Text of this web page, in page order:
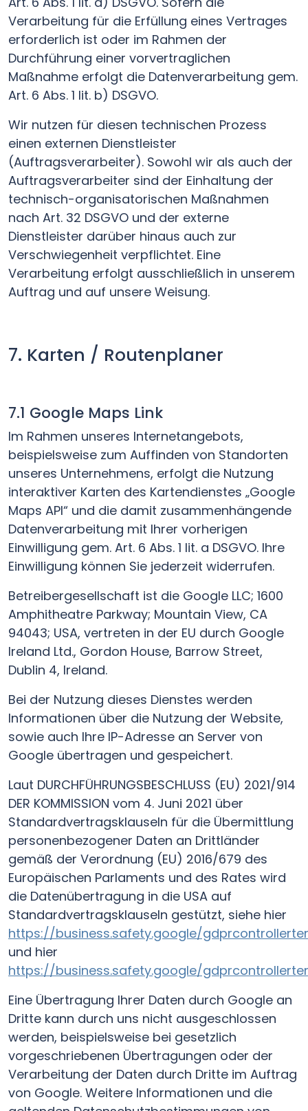
Verarbeitung für die Erfüllung eines Vertrages
erforderlich ist oder im Rahmen der
Durchführung einer vorvertraglichen
Maßnahme erfolgt die Datenverarbeitung gem.
Art. 6 Abs. 1 lit. b) DSGVO.
Wir nutzen für diesen technischen Prozess
einen externen Dienstleister
(Auftragsverarbeiter). Sowohl wir als auch der
Auftragsverarbeiter sind der Einhaltung der
technisch-organisatorischen Maßnahmen
nach Art. 32 DSGVO und der externe
Dienstleister darüber hinaus auch zur
Verschwiegenheit verpflichtet. Eine
Verarbeitung erfolgt ausschließlich in unserem
Auftrag und auf unsere Weisung.
7. Karten / Routenplaner
7.1 Google Maps Link
Im Rahmen unseres Internetangebots,
beispielsweise zum Auffinden von Standorten
unseres Unternehmens, erfolgt die Nutzung
interaktiver Karten des Kartendienstes „Google
Maps API“ und die damit zusammenhängende
Datenverarbeitung mit Ihrer vorherigen
Einwilligung gem. Art. 6 Abs. 1 lit. a DSGVO. Ihre
Einwilligung können Sie jederzeit widerrufen.
Betreibergesellschaft ist die Google LLC; 1600
Amphitheatre Parkway; Mountain View, CA
94043; USA, vertreten in der EU durch Google
Ireland Ltd., Gordon House, Barrow Street,
Dublin 4, Ireland.
Bei der Nutzung dieses Dienstes werden
Informationen über die Nutzung der Website,
sowie auch Ihre IP-Adresse an Server von
Google übertragen und gespeichert.
Laut DURCHFÜHRUNGSBESCHLUSS (EU) 2021/914
DER KOMMISSION vom 4. Juni 2021 über
Standardvertragsklauseln für die Übermittlung
personenbezogener Daten an Drittländer
gemäß der Verordnung (EU) 2016/679 des
Europäischen Parlaments und des Rates wird
die Datenübertragung in die USA auf
Standardvertragsklauseln gestützt, siehe hier
https://business.safety.google/
und hier
https://business.safety.google/
Eine Übertragung Ihrer Daten durch Google an
Dritte kann durch uns nicht ausgeschlossen
werden, beispielsweise bei gesetzlich
vorgeschriebenen Übertragungen oder der
Verarbeitung der Daten durch Dritte im Auftrag
von Google. Weitere Informationen und die